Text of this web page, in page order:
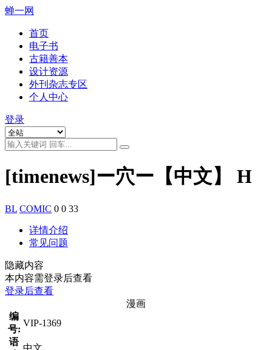
蝉一网
首页
电子书
古籍善本
设计资源
外刊杂志专区
个人中心
登录
[timenews]ー穴ー【中文】 H
BL COMIC 0 0 33
详情介绍
常见问题
隐藏内容
本内容需登录后查看
登录后查看
漫画
编
号:
VIP-1369
语
中文